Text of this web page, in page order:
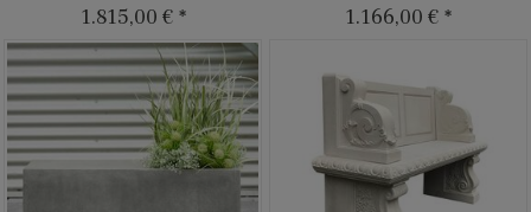
1.815,00 € * 1.166,00 € *